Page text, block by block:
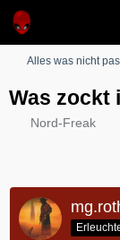
Alles was nicht
Was zockt
Nord-Freak